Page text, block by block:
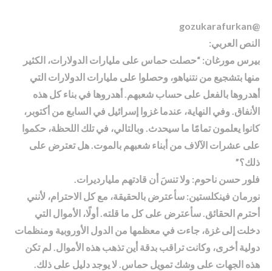
@gozukarafurkan
النص العربي:
بيرس مورغان: “حصلت حماس على مليارات الدولارات، الكثير
منها بتشجيع من نتنياهو، وحصلوا على مليارات الدولارات التي
أهدروها بالفعل على حساب شعبهم. أهدروها في بناء كل هذه
الأنفاق. وفي النهاية، عندما غزوا إسرائيل في السابع من أكتوبر،
كانوا يعلمون تمامًا ما سيحدث. وبالتالي، في تلك اللحظة، حكموا
على عشرات الآلاف من أبناء شعبهم بالموت. هل تعترض على
ذلك؟”
فلور حسن ناحوم: ولا تنسَ أن قادتهم مليارديرات.
نورمان فينكلستين: سأعترض بالحقيقة، مع كل الاحترام، لأنني
أحترم الحقائق. سأعترض على كل ما قلته. أولًا، الأموال التي
دخلت إلى غزة، جاءت في معظمها من الدول الأوروبية ومنظمات
دولية أخرى، وكانت تراقب بدقة أين تذهب هذه الأموال. لم تكن
هذه الجهات على وشك تمويل حماس. لا يوجد دليل على ذلك.